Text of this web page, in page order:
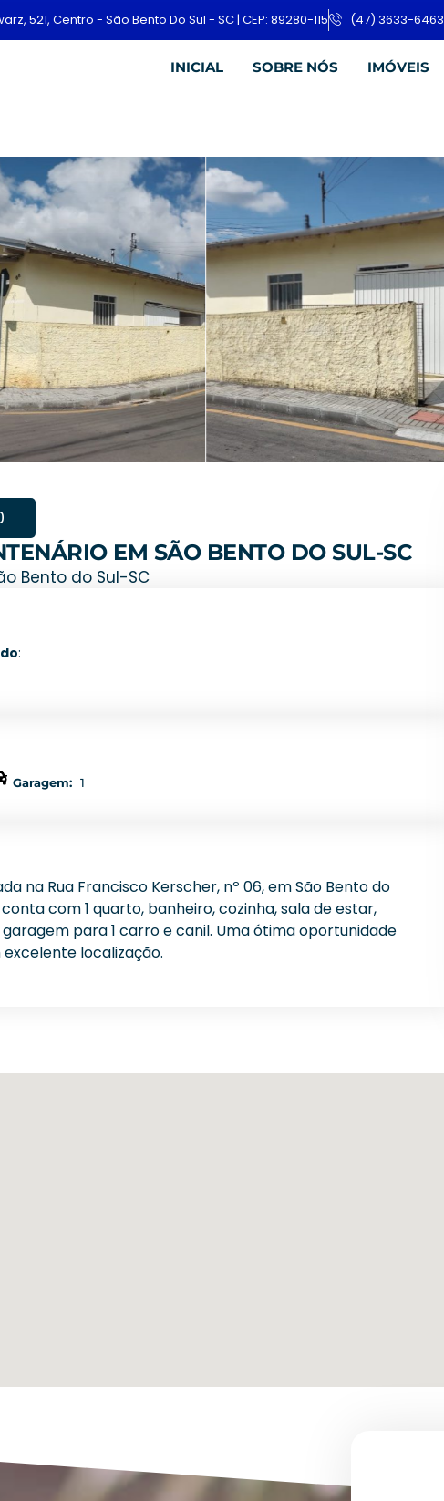
521, Centro - São Bento Do Sul - SC | CEP: 89280-115 (47) 3633-6463
INICIAL SOBRE NÓS IMÓVEIS
EM SÃO BENTO DO SUL-SC
Bento do Sul-SC
:
Garagem: 1
na Rua Francisco Kerscher, nº 06, em São Bento do
com 1 quarto, banheiro, cozinha, sala de estar,
para 1 carro e canil. Uma ótima oportunidade
localização.